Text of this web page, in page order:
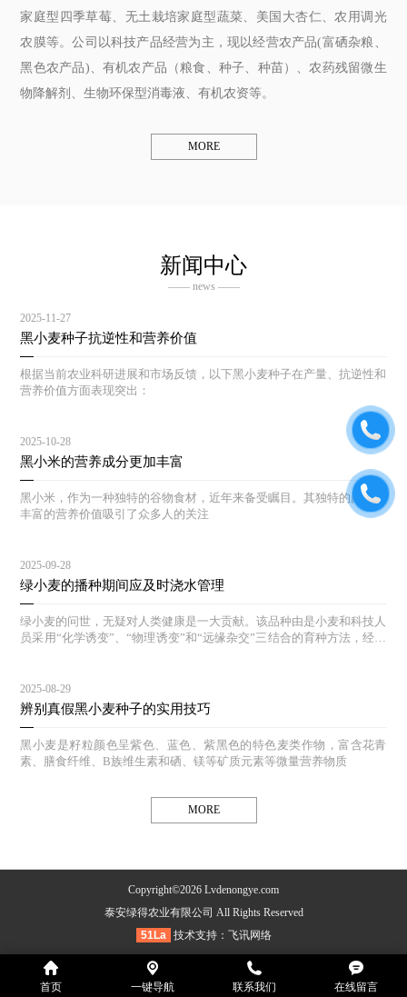
家庭型四季草莓、无土栽培家庭型蔬菜、美国大杏仁、农用调光
农膜等。公司以科技产品经营为主，现以经营农产品(富硒杂粮、
黑色农产品)、有机农产品（粮食、种子、种苗）、农药残留微生
物降解剂、生物环保型消毒液、有机农资等。
MORE
新闻中心
—— news ——
2025-11-27
黑小麦种子抗逆性和营养价值
根据当前农业科研进展和市场反馈，以下黑小麦种子在产量、抗逆性和
营养价值方面表现突出：
2025-10-28
黑小米的营养成分更加丰富
黑小米，作为一种独特的谷物食材，近年来备受瞩目。其独特的颜色和
丰富的营养价值吸引了众多人的关注
2025-09-28
绿小麦的播种期间应及时浇水管理
绿小麦的问世，无疑对人类健康是一大贡献。该品种由是小麦和科技人
员采用“化学诱变”、“物理诱变”和“远缘杂交”三结合的育种方法，经过
2025-08-29
辨别真假黑小麦种子的实用技巧
黑小麦是籽粒颜色呈紫色、蓝色、紫黑色的特色麦类作物，富含花青
素、膳食纤维、B族维生素和硒、镁等矿质元素等微量营养物质
MORE
Copyright©2026 Lvdenongye.com
泰安绿得农业有限公司 All Rights Reserved
51La
技术支持： 飞讯网络
首页 一键导航 联系我们 在线留言